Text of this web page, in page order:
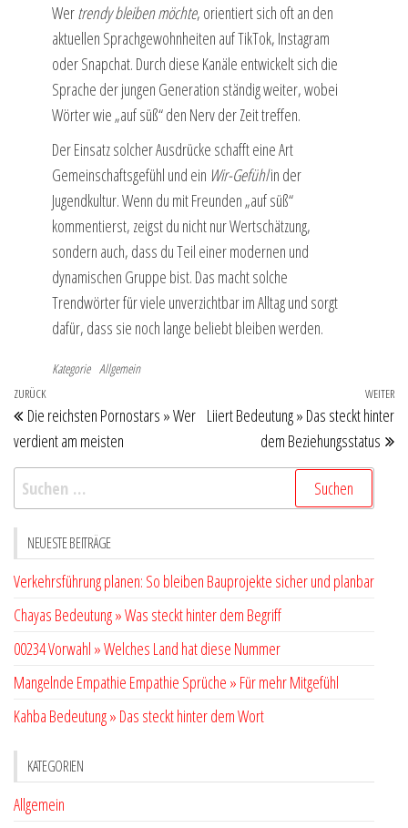
Wertrendy bleiben möchte, orientiert sich oft an den
aktuellen Sprachgewohnheiten auf TikTok, Instagram
oder Snapchat. Durch diese Kanäle entwickelt sich die
Sprache der jungen Generation ständig weiter, wobei
Wörter wie „auf süß“ den Nerv der Zeit treffen.
Der Einsatz solcher Ausdrücke schafft eine Art
Gemeinschaftsgefühl und ein Wir-Gefühlin der
Jugendkultur. Wenn du mit Freunden „auf süß“
kommentierst, zeigst du nicht nur Wertschätzung,
sondern auch, dass du Teil einer modernen und
dynamischen Gruppe bist. Das macht solche
Trendwörter für viele unverzichtbar im Alltag und sorgt
dafür, dass sie noch lange beliebt bleiben werden.
Kategorie Allgemein
Beitragsnavigation
Vorheriger
Beitrag
ZURÜCK
Die reichsten Pornostars » Wer
verdient am meisten
WEITER
Liiert Bedeutung » Das steckt hinter
dem Beziehungsstatus
Suchen
nach:
NEUESTE BEITRÄGE
Verkehrsführung planen: So bleiben Bauprojekte sicher und planbar
Chayas Bedeutung » Was steckt hinter dem Begriff
00234 Vorwahl » Welches Land hat diese Nummer
Mangelnde Empathie Empathie Sprüche » Für mehr Mitgefühl
Kahba Bedeutung » Das steckt hinter dem Wort
KATEGORIEN
Allgemein